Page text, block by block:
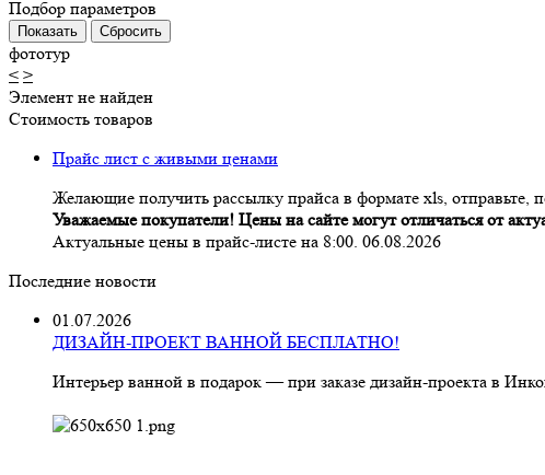
Подбор параметров
фототур
< >
Элемент не найден
Стоимость товаров
Прайс лист с живыми ценами
Желающие получить рассылку прайса в формате xls, отправьте,
Уважаемые покупатели! Цены на сайте могут отличаться от
Актуальные цены в прайс-листе на 8:00. 06.08.2026
Последние новости
01.07.2026
ДИЗАЙН-ПРОЕКТ ВАННОЙ БЕСПЛАТНО!
Интерьер ванной в подарок — при заказе дизайн‑проекта в